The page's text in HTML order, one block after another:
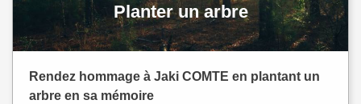
Planter un arbre
Rendez hommage à Jaki COMTE en plantant un
arbre en sa mémoire